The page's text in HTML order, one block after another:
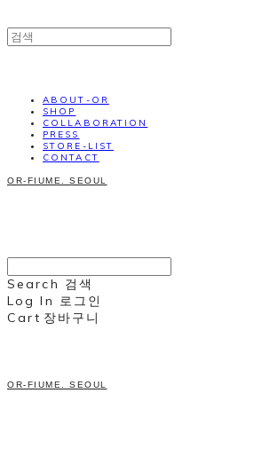
ABOUT-OR
SHOP
COLLABORATION
PRESS
STORE-LIST
CONTACT
OR-FIUME. SEOUL
Search 검색
Log In 로그인
Cart 장바구니
OR-FIUME. SEOUL